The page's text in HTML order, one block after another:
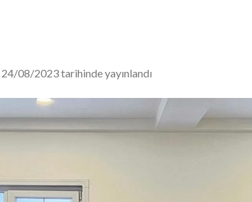
24/08/2023tarihinde yayınlandı